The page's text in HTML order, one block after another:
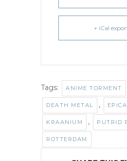
+ iCal
Tags: ANIME TORMENT
DEATH METAL ,
KRAANIUM , PUTRID
ROTTERDAM